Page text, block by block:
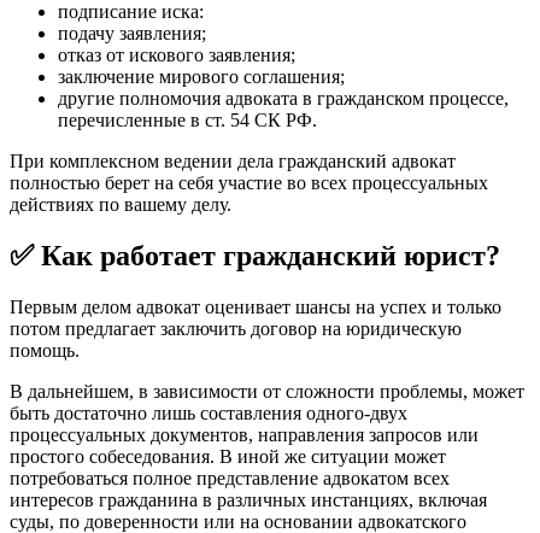
подписание иска:
подачу заявления;
отказ от искового заявления;
заключение мирового соглашения;
другие полномочия адвоката в гражданском процессе,
перечисленные в ст. 54 СК РФ.
При комплексном ведении дела гражданский адвокат
полностью берет на себя участие во всех процессуальных
действиях по вашему делу.
✅Как работает гражданский юрист?
Первым делом адвокат оценивает шансы на успех и только
потом предлагает заключить договор на юридическую
помощь.
В дальнейшем, в зависимости от сложности проблемы, может
быть достаточно лишь составления одного-двух
процессуальных документов, направления запросов или
простого собеседования. В иной же ситуации может
потребоваться полное представление адвокатом всех
интересов гражданина в различных инстанциях, включая
суды, по доверенности или на основании адвокатского